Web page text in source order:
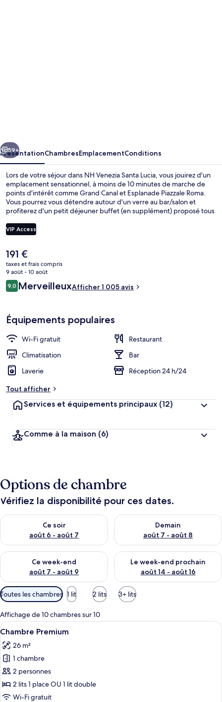
Suivant
59+
PrésentationChambresEmplacementConditions
Lors de votre séjour dans NH Venezia Santa Lucia, vous jouirez d'un
emplacement sensationnel, à moins de 10 minutes de marche de
points d'intérêt comme Grand Canal et Esplanade Piazzale Roma.
Vous pourrez vous détendre autour d'un verre au bar/salon et
profiterez d'un petit déjeuner buffet (en supplément) proposé tous
terrasse et un jardin. Les autres voyageurs adorent le personnel
attentionné et l'emplacement.
VIP Access
Le
prix
actuel
est
de
191 €
taxes et frais compris
9 août - 10 août
Avis
voyageurs
9,09,0 sur 10
MerveilleuxAfficher 1 005 avis
Équipements populaires
Wi-Fi gratuit
Restaurant
Climatisation
Bar
Laverie
Réception 24 h/24
Tout afficher
Services et équipements principaux (12)
Comme à la maison (6)
Options de chambre
Vérifiez la disponibilité pour ces dates.
Ce soir
août 6 - août 7
Vérifier la disponibilité pour ce soir août 6 - août 7
Demain
août 7 - août 8
Vérifier la disponibilité pour
Ce week-end
août 7 - août 9
Vérifier la disponibilité pour ce week-end août 7 - août 9
Le week-end prochain
août 14 - août 16
Vérifier la disponibilité pour
Filtres
disponibles
pour
les
chambres
Toutes les chambres 1 lit 2 lits 3+ lits
Affichage de 10 chambres sur 10
Afficher
toutes
les
photos
pour
ce
type
Une chambre d’hôtel équipée d’un
10
Chambre Premium
26 m²
1 chambre
2 personnes
2 lits 1 place OU 1 lit double
Wi-Fi gratuit